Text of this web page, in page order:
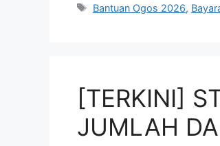
Tags
Bantuan Ogos 2026,
[TERKINI]
JUMLAH